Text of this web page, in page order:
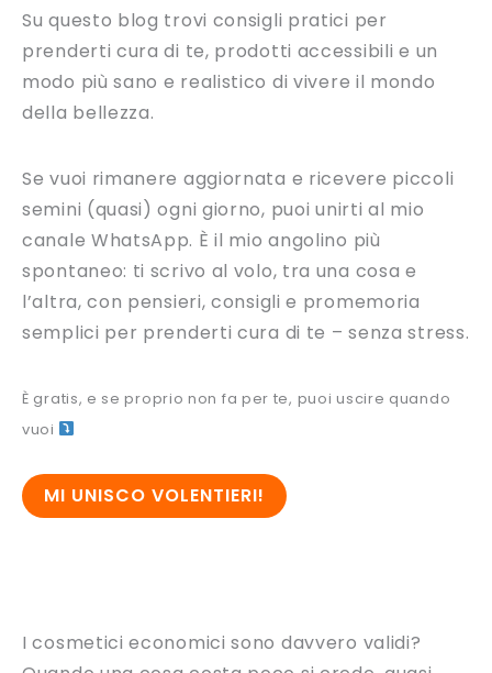
Su questo blog trovi consigli pratici per
prenderti cura di te, prodotti accessibili e un
modo più sano e realistico di vivere il mondo
della bellezza.
Se vuoi rimanere aggiornata e ricevere piccoli
semini (quasi) ogni giorno, puoi unirti al mio
canale WhatsApp. È il mio angolino più
spontaneo: ti scrivo al volo, tra una cosa e
l’altra, con pensieri, consigli e promemoria
semplici per prenderti cura di te – senza stress.
È gratis, e se proprio non fa per te, puoi uscire quando
vuoi
MI UNISCO VOLENTIERI!
I cosmetici economici sono davvero validi?